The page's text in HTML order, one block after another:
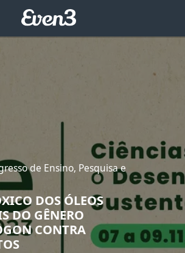
de Ensino, Pesquisa e
DOS ÓLEOS
DO GÊNERO
CONTRA